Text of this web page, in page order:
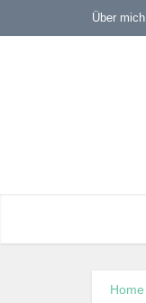
Über mich
Home